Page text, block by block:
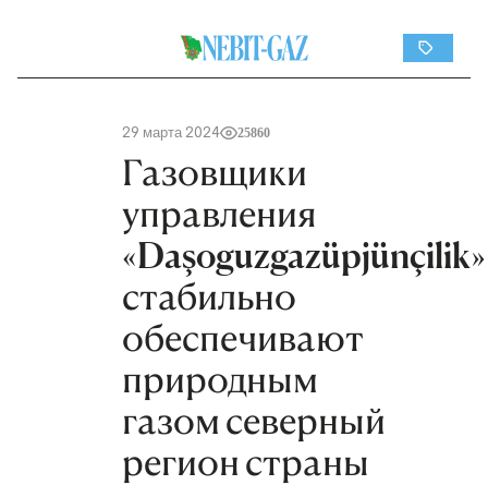
29 марта 2024 25860
Газовщики
управления
«Daşoguzgazüpjünçilik»
стабильно
обеспечивают
природным
газом северный
регион страны